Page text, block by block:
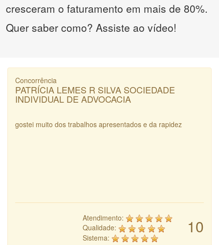
cresceram o faturamento em mais de 80%.
Quer saber como? Assiste ao vídeo!
Concorrência
PATRÍCIA LEMES R SILVA SOCIEDADE
INDIVIDUAL DE ADVOCACIA
gostei muito dos trabalhos apresentados e da rapidez
10
Atendimento:
Qualidade:
Sistema: